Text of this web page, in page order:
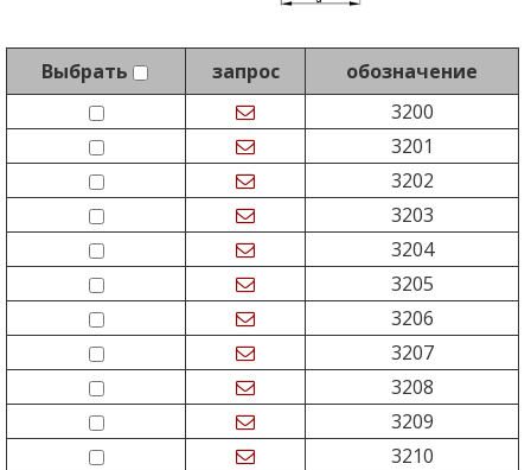
Выбрать запрос
обозначение
3200
3201
3202
3203
3204
3205
3206
3207
3208
3209
3210